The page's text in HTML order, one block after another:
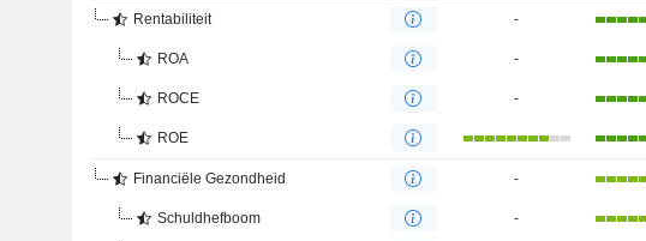
Rentabiliteit -
ROA -
ROCE -
ROE
Financiële Gezondheid -
Schuldhefboom -